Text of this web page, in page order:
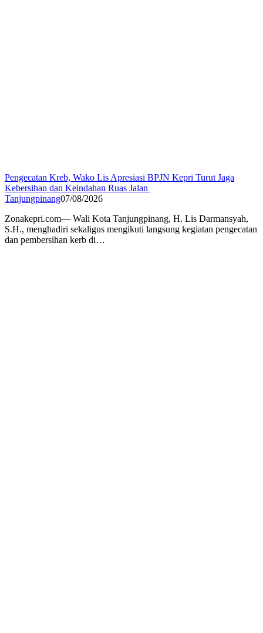
Pengecatan Kreb, Wako Lis Apresiasi BPJN Kepri Turut Jaga
Kebersihan dan Keindahan Ruas Jalan
Tanjungpinang07/08/2026
Zonakepri.com— Wali Kota Tanjungpinang, H. Lis Darmansyah,
S.H., menghadiri sekaligus mengikuti langsung kegiatan pengecatan
dan pembersihan kerb di…